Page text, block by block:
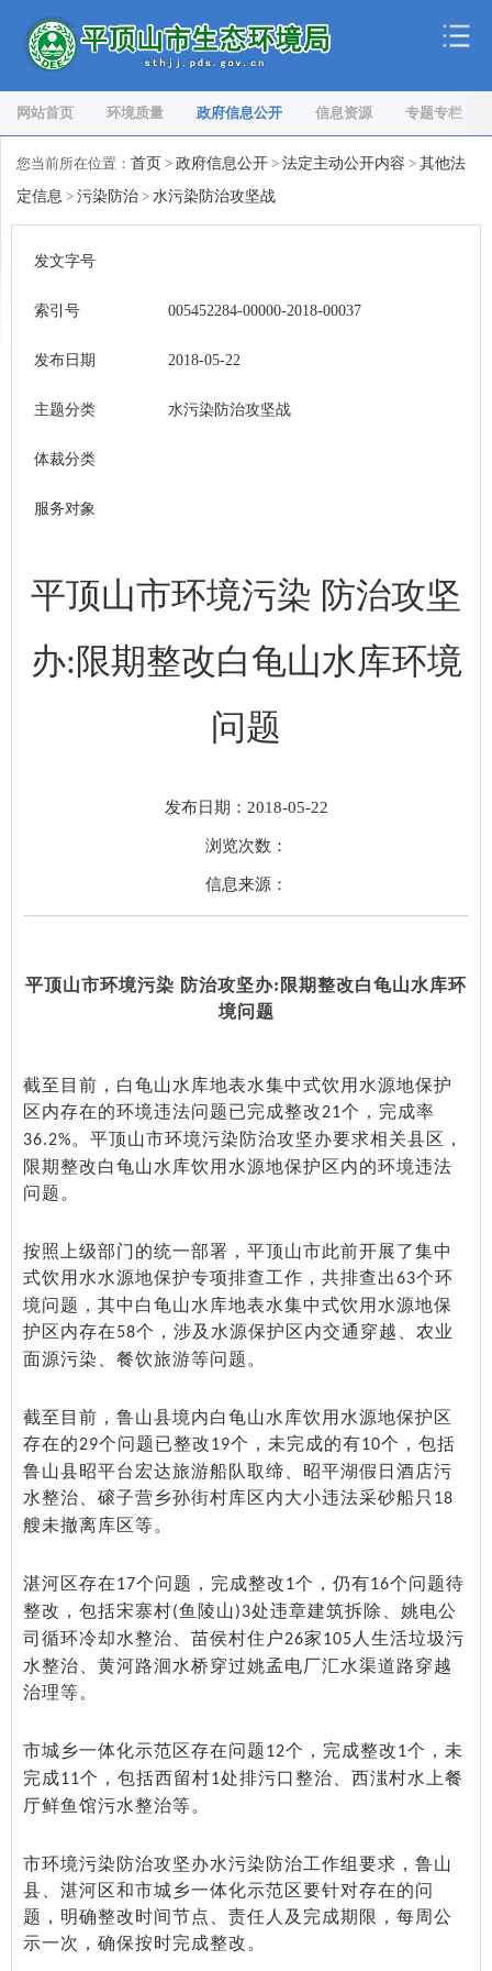
网站首页 环境质量 政府信息公开 信息资源 专题专栏
您当前所在位置： 首页 > 政府信息公开 > 法定主动公开内容 > 其他法
定信息 > 污染防治 > 水污染防治攻坚战
发文字号
索引号 005452284-00000-2018-00037
发布日期 2018-05-22
主题分类 水污染防治攻坚战
体裁分类
服务对象
平顶山市环境污染 防治攻坚
办:限期整改白龟山水库环境
问题
发布日期：2018-05-22
浏览次数：
信息来源：
平顶山市环境污染 防治攻坚办:限期整改白龟山水库环
境问题
截至目前，白龟山水库地表水集中式饮用水源地保护
区内存在的环境违法问题已完成整改21个，完成率
36.2%。平顶山市环境污染防治攻坚办要求相关县区，
限期整改白龟山水库饮用水源地保护区内的环境违法
问题。
按照上级部门的统一部署，平顶山市此前开展了集中
式饮用水水源地保护专项排查工作，共排查出63个环
境问题，其中白龟山水库地表水集中式饮用水源地保
护区内存在58个，涉及水源保护区内交通穿越、农业
面源污染、餐饮旅游等问题。
截至目前，鲁山县境内白龟山水库饮用水源地保护区
存在的29个问题已整改19个，未完成的有10个，包括
鲁山县昭平台宏达旅游船队取缔、昭平湖假日酒店污
水整治、磙子营乡孙街村库区内大小违法采砂船只 18
艘未撤离库区等。
湛河区存在17个问题，完成整改1个，仍有16个问题待
整改，包括宋寨村(鱼陵山)3处违章建筑拆除、姚电公
司循环冷却水整治、苗侯村住户26家105 人生活垃圾污
水整治、黄河路洄水桥穿过姚孟电厂汇水渠道路穿越
治理等。
市城乡一体化示范区存在问题12个，完成整改1个，未
完成11个，包括西留村1处排污口整治、西滍村水上餐
厅鲜鱼馆污水整治等。
市环境污染防治攻坚办水污染防治工作组要求，鲁山
县、湛河区和市城乡一体化示范区要针对存在的问
题，明确整改时间节点、责任人及完成期限，每周公
示一次，确保按时完成整改。